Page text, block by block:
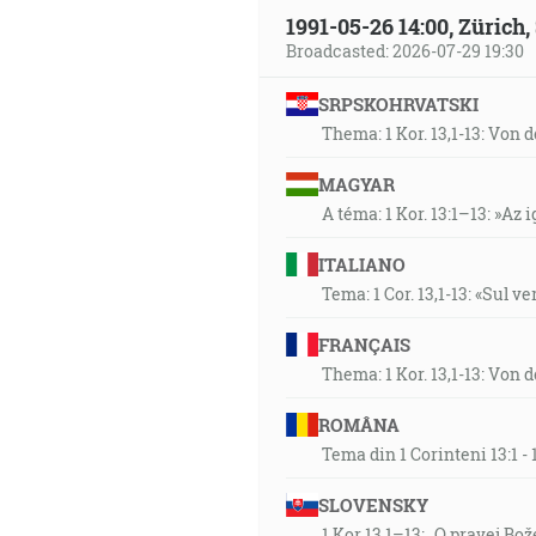
A Boh riekol: Nech je svetlo!
38:23
"Zjavenie 5:5, 8", "A jeden
knihu a zrušil jej sedem
A keď vzal knihu, štyri živé
napísané: Zlorečený každý,
"Zjavenie 5:9", "… a spievali
nás Bohu svojou krvou z
43:31
1991-05-26 14:00,
Broadcasted: 2026-07-29 19:30
SRPSKOHRVATSKI
Thema: 1 Kor. 13,1-13:
MAGYAR
A téma: 1 Kor. 13:1–13:
ITALIANO
Tema: 1 Cor. 13,1-13: «Sul
FRANÇAIS
Thema: 1 Kor. 13,1-13:
ROMÂNA
Tema din 1 Corinteni 13:1
SLOVENSKY